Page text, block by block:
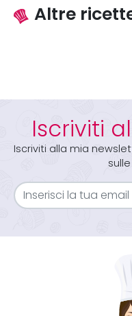
Altre
Iscriviti
Iscriviti alla mia